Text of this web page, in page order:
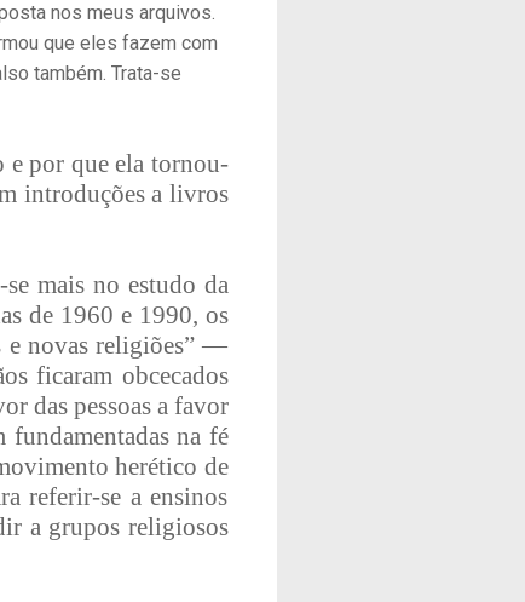
nos meus arquivos.
que eles fazem com
também. Trata-se
e por que ela tornou-
introduções a livros
se mais no estudo da
de 1960 e 1990, os
e novas religiões” —
ficaram obcecados
das pessoas a favor
fundamentadas na fé
herético de
referir-se a ensinos
a grupos religiosos